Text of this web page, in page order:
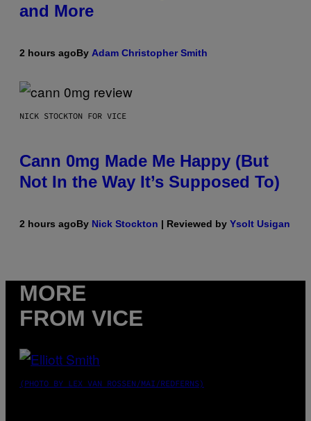
and More
2 hours agoBy Adam Christopher Smith
NICK STOCKTON FOR VICE
Cann 0mg Made Me Happy (But
Not In the Way It’s Supposed To)
2 hours agoBy Nick Stockton | Reviewed by Ysolt Usigan
MORE
FROM VICE
(PHOTO BY LEX VAN ROSSEN/MAI/REDFERNS)